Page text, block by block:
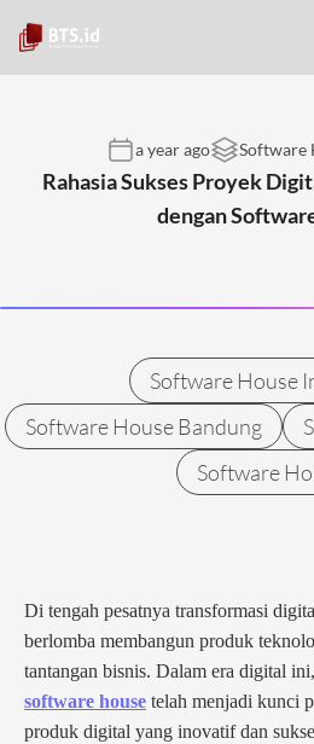
a year ago Software
Rahasia Sukses Proyek
dengan
Software House
Software House Bandung
Software
Di tengah pesatnya transformasi
berlomba membangun produk
tantangan bisnis. Dalam era digital
software house telah menjadi kunci
produk digital yang inovatif dan